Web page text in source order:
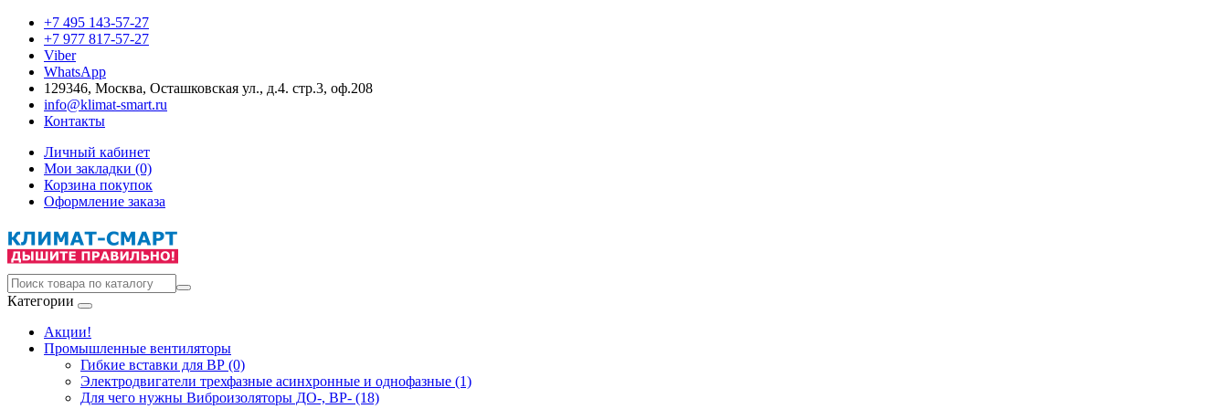
+7 495 143-57-27
+7 977 817-57-27
Viber
WhatsApp
129346, Москва, Осташковская ул., д.4. стр.3, оф.208
info@klimat-smart.ru
Контакты
Личный кабинет
Мои закладки (0)
Корзина покупок
Оформление заказа
Категории
Акции!
Промышленные вентиляторы
Гибкие вставки для ВР (0)
Электродвигатели трехфазные асинхронные и однофазные (1)
Для чего нужны Виброизоляторы ДО-, ВР- (18)